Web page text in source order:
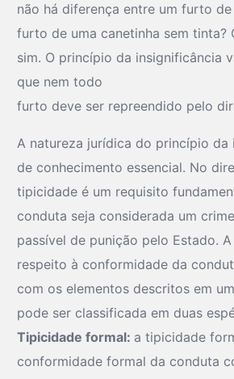
não há diferença entre um furto
furto de uma canetinha sem tinta?
sim. O princípio da insignificância
que nem todo
furto deve ser repreendido pelo
A natureza jurídica do princípio da
de conhecimento essencial. No
tipicidade é um requisito
conduta seja considerada um
passível de punição pelo Estado.
respeito à conformidade da
com os elementos descritos em
pode ser classificada em duas
Tipicidade formal: a tipicidade
conformidade formal da conduta